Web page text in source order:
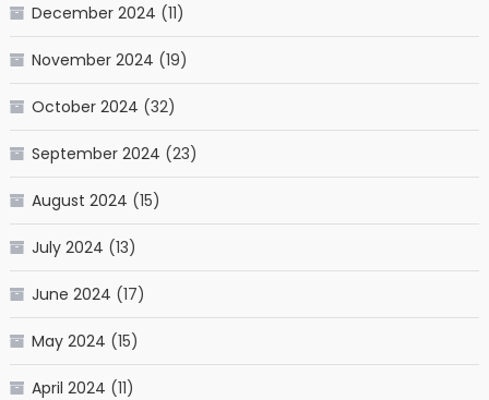
December 2024 (11)
November 2024 (19)
October 2024 (32)
September 2024 (23)
August 2024 (15)
July 2024 (13)
June 2024 (17)
May 2024 (15)
April 2024 (11)